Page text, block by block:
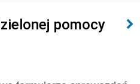
pomocy